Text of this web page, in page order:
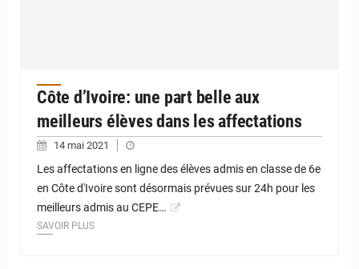
Côte d’Ivoire: une part belle aux
meilleurs élèves dans les affectations
14 mai 2021
Les affectations en ligne des élèves admis en classe de 6e
en Côte d'Ivoire sont désormais prévues sur 24h pour les
meilleurs admis au CEPE…
SAVOIR PLUS